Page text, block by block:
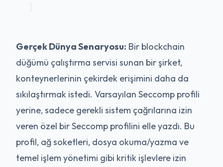
Gerçek Dünya Senaryosu: Bir blockchain
düğümü çalıştırma servisi sunan bir şirket,
konteynerlerinin çekirdek erişimini daha da
sıkılaştırmak istedi. Varsayılan Seccomp profili
yerine, sadece gerekli sistem çağrılarına izin
veren özel bir Seccomp profilini elle yazdı. Bu
profil, ağ soketleri, dosya okuma/yazma ve
temel işlem yönetimi gibi kritik işlevlere izin